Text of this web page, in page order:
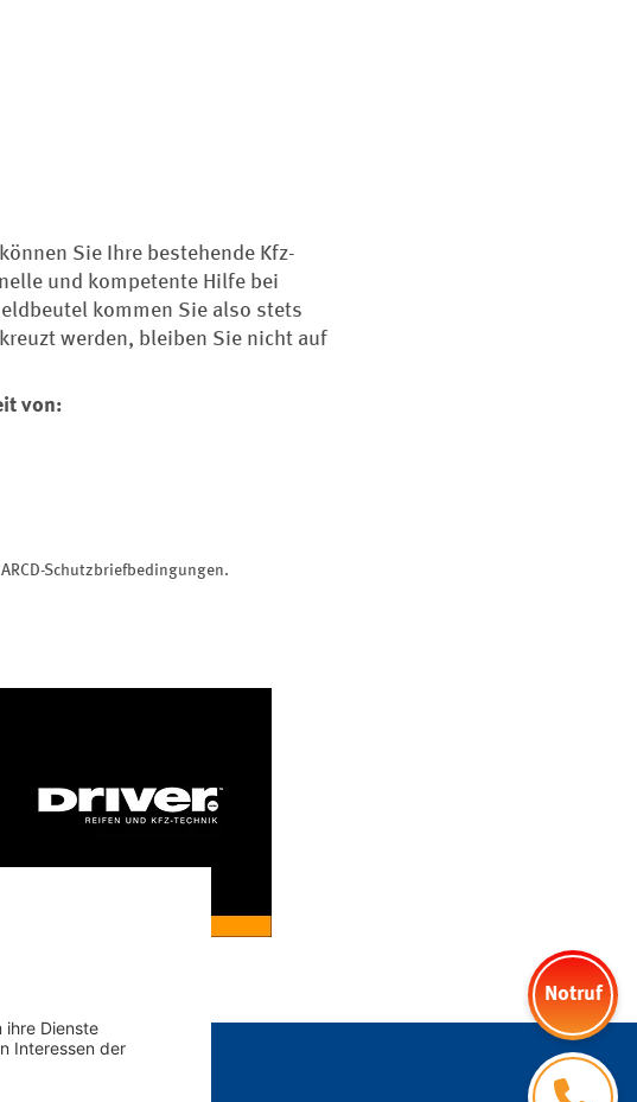
Sie Ihre bestehende Kfz-
und kompetente Hilfe bei
kommen Sie also stets
werden, bleiben Sie nicht auf
von:
Schutzbriefbedingungen.
Notruf
Kontakt